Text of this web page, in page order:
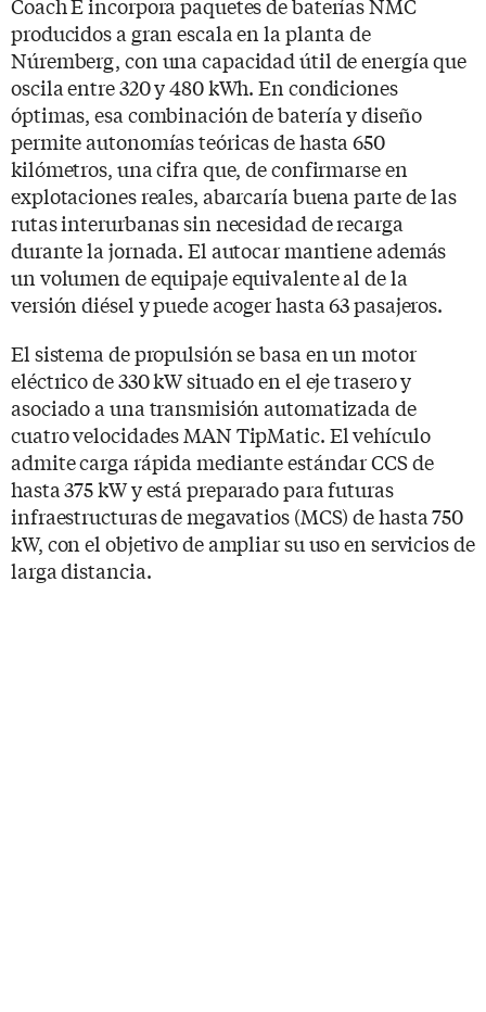
producidos a gran escala en la planta de
Núremberg, con una capacidad útil de energía que
oscila entre 320 y 480 kWh. En condiciones
óptimas, esa combinación de batería y diseño
permite autonomías teóricas de hasta 650
kilómetros, una cifra que, de confirmarse en
explotaciones reales, abarcaría buena parte de las
rutas interurbanas sin necesidad de recarga
durante la jornada. El autocar mantiene además
un volumen de equipaje equivalente al de la
versión diésel y puede acoger hasta 63 pasajeros.
El sistema de propulsión se basa en un motor
eléctrico de 330 kW situado en el eje trasero y
asociado a una transmisión automatizada de
cuatro velocidades MAN TipMatic. El vehículo
admite carga rápida mediante estándar CCS de
hasta 375 kW y está preparado para futuras
infraestructuras de megavatios (MCS) de hasta 750
kW, con el objetivo de ampliar su uso en servicios de
larga distancia.